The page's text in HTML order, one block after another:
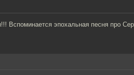
Вспоминается эпохальная песня про